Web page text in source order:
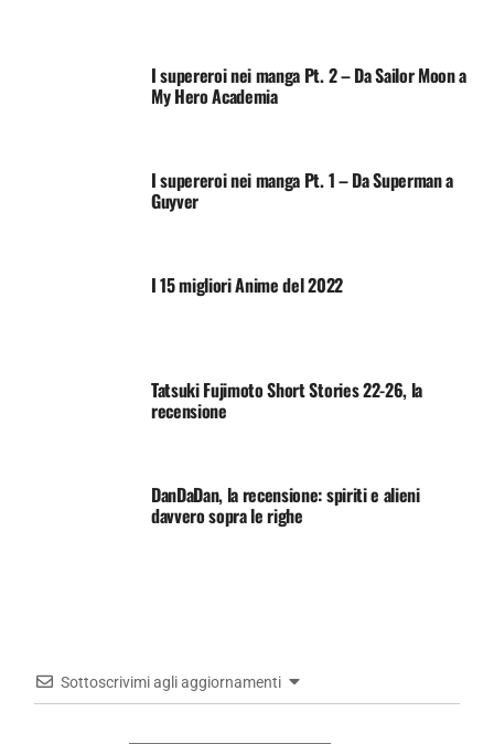
I supereroi nei manga Pt. 2 – Da Sailor Moon a
My Hero Academia
I supereroi nei manga Pt. 1 – Da Superman a
Guyver
I 15 migliori Anime del 2022
Tatsuki Fujimoto Short Stories 22-26, la
recensione
DanDaDan, la recensione: spiriti e alieni
davvero sopra le righe
Sottoscrivimi agli aggiornamenti